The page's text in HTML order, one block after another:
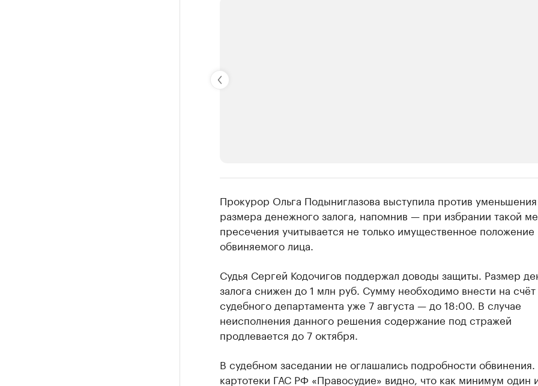
Крупные организации в нефтегазовой
Найдите и проверьте данные в каталоге
Прокурор Ольга Подыниглазова выступила против уменьшения
размера денежного залога, напомнив — при избрании такой
пресечения учитывается не только имущественное положение
обвиняемого лица.
Судья Сергей Кодочигов поддержал доводы защиты. Размер
залога снижен до 1 млн руб. Сумму необходимо внести на счёт
судебного департамента уже 7 августа — до 18:00. В случае
неисполнения данного решения содержание под стражей
продлевается до 7 октября.
В судебном заседании не оглашались подробности
картотеки ГАС РФ «Правосудие» видно, что как минимум один